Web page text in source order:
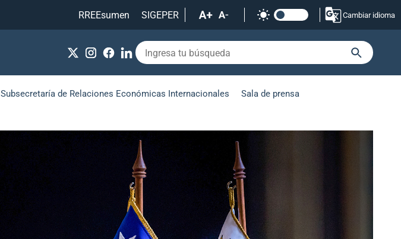
RREEsumen
SIGEPER Cambiar idioma
Subsecretaría de Relaciones Económicas Internacionales Sala de prensa